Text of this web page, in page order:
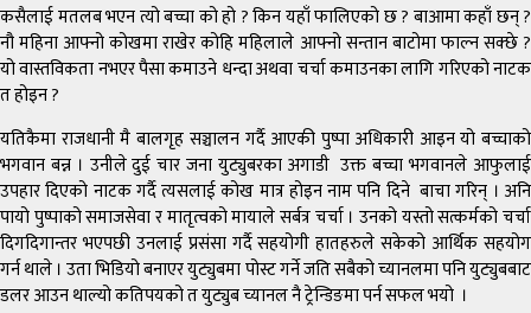
कसैलाई मतलब भएन त्यो बच्चा को हो ? किन यहाँ फालिएको छ ? बाआमा कहाँ छन् ?
नौ महिना आफ्नो कोखमा राखेर कोहि महिलाले आफ्नो सन्तान बाटोमा फाल्न सक्छे ?
यो वास्तविकता नभएर पैसा कमाउने धन्दा अथवा चर्चा कमाउनका लागि गरिएको नाटक
त होइन ?
यतिकैमा राजधानी मै बालगृह सञ्चालन गर्दै आएकी पुष्पा अधिकारी आइन यो बच्चाको
भगवान बन्न । उनीले दुई चार जना युट्युबरका अगाडी उक्त बच्चा भगवानले आफुलाई
उपहार दिएको नाटक गर्दै त्यसलाई कोख मात्र होइन नाम पनि दिने बाचा गरिन् । अनि
पायो पुष्पाको समाजसेवा र मातृत्वको मायाले सर्बत्र चर्चा । उनको यस्तो सत्कर्मको चर्चा
दिगदिगान्तर भएपछी उनलाई प्रसंसा गर्दै सहयोगी हातहरुले सकेको आर्थिक सहयोग
गर्न थाले । उता भिडियो बनाएर युट्युबमा पोस्ट गर्ने जति सबैको च्यानलमा पनि युट्युबबाट
डलर आउन थाल्यो कतिपयको त युट्युब च्यानल नै ट्रेन्डिङमा पर्न सफल भयो ।